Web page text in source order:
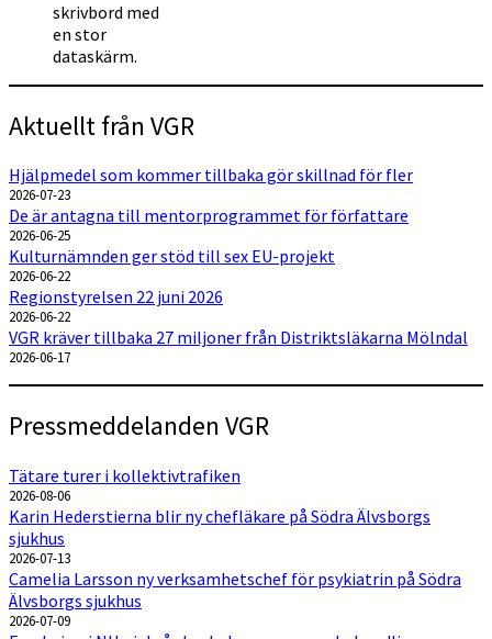
Aktuellt från VGR
Hjälpmedel som kommer tillbaka gör skillnad för fler
2026-07-23
De är antagna till mentorprogrammet för författare
2026-06-25
Kulturnämnden ger stöd till sex EU-projekt
2026-06-22
Regionstyrelsen 22 juni 2026
2026-06-22
VGR kräver tillbaka 27 miljoner från Distriktsläkarna Mölndal
2026-06-17
Pressmeddelanden VGR
Tätare turer i kollektivtrafiken
2026-08-06
Karin Hederstierna blir ny chefläkare på Södra Älvsborgs
sjukhus
2026-07-13
Camelia Larsson ny verksamhetschef för psykiatrin på Södra
Älvsborgs sjukhus
2026-07-09